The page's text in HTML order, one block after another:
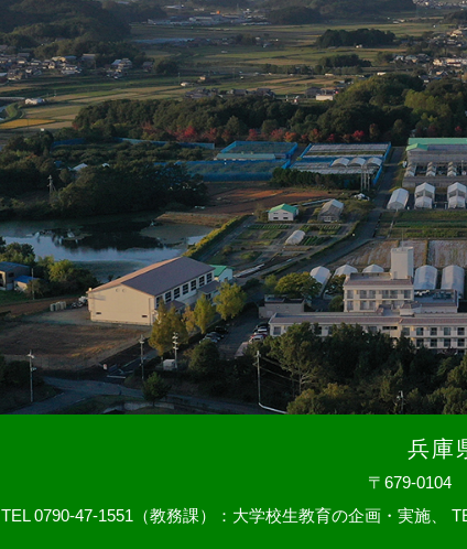
兵庫
〒679-0104
TEL 0790-47-1551（教務課）：大学校生教育の企画・実施、